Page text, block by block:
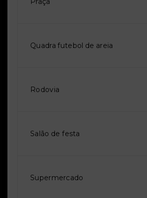
Quadra futebol de areia
Rodovia
Salão de festa
Supermercado